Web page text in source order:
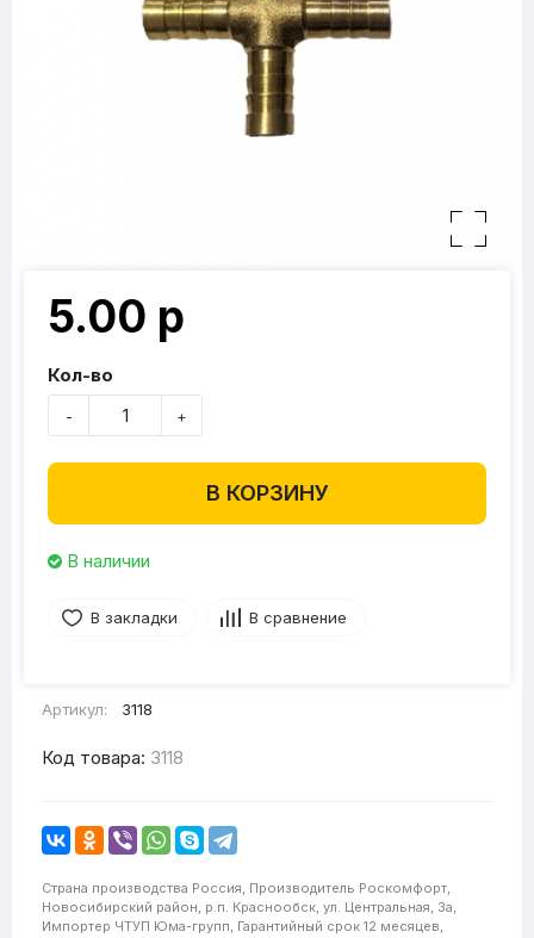
5.00 р
Кол-во
- +
В КОРЗИНУ
В наличии
В закладки В сравнение
Артикул: 3118
Код товара: 3118
Страна производства Россия, Производитель Роскомфорт,
Новосибирский район, р.п. Краснообск, ул. Центральная, 3а,
Импортер ЧТУП Юма-групп, Гарантийный срок 12 месяцев,